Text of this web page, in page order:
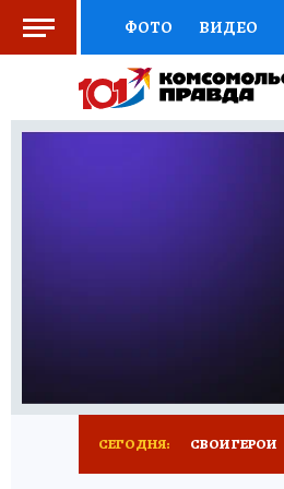
ФОТО ВИДЕО
СОЦПОДДЕРЖКА
ВЫБОР ЭКСПЕРТОВ
СЕГОДНЯ: СВОИ ГЕРОИ